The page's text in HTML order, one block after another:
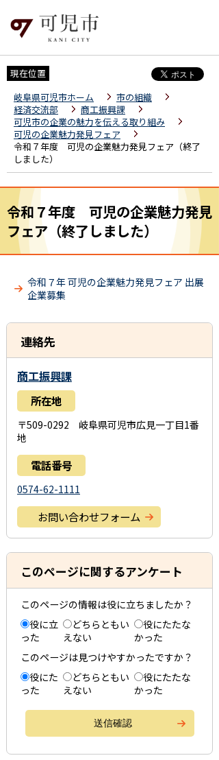
現在位置
岐阜県可児市ホーム
市の組織
経済交流部
商工振興課
可児市の企業の魅力を伝える取り組み
可児の企業魅力発見フェア
令和７年度 可児の企業魅力発見フェア（終了
しました）
令和７年度 可児の企業魅力発見
フェア（終了しました）
令和７年 可児の企業魅力発見フェア 出展
企業募集
連絡先
商工振興課
所在地
〒509-0292 岐阜県可児市広見一丁目1番
地
電話番号
0574-62-1111
お問い合わせフォーム
このページに関するアンケート
このページの情報は役に立ちましたか？
役に立
った
どちらともい
えない
役にたたな
かった
このページは見つけやすかったですか？
役にた
った
どちらともい
えない
役にたたな
かった